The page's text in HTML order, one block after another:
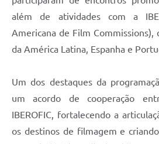
além de atividades com a
Americana de Film
da América Latina, Espanha e
Um dos destaques da
um acordo de cooperação
IBEROFIC, fortalecendo a
os destinos de filmagem e